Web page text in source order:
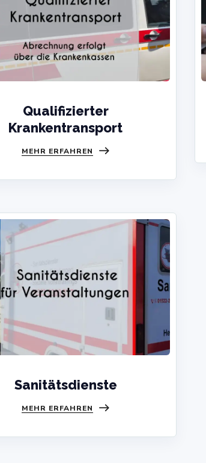
Qualifizierter
Krankentransport
MEHR ERFAHREN
Sanitätsdienste
MEHR ERFAHREN